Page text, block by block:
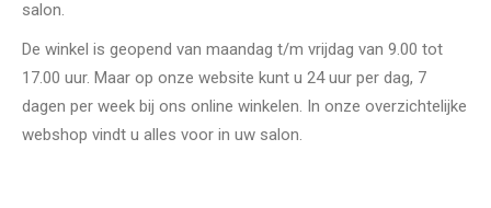
salon.
De winkel is geopend van maandag t/m vrijdag van 9.00 tot
17.00 uur. Maar op onze website kunt u 24 uur per dag, 7
dagen per week bij ons online winkelen. In onze overzichtelijke
webshop vindt u alles voor in uw salon.